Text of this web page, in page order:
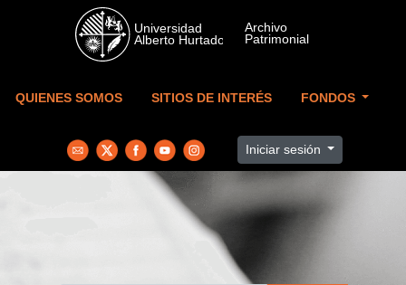
Skip to main content
QUIENES SOMOS SITIOS DE INTERÉS FONDOS
Iniciar sesión